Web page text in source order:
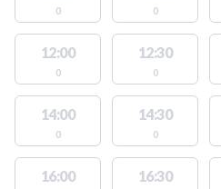
0 0
12:00
0
12:30
0
14:00
0
14:30
0
16:00 16:30